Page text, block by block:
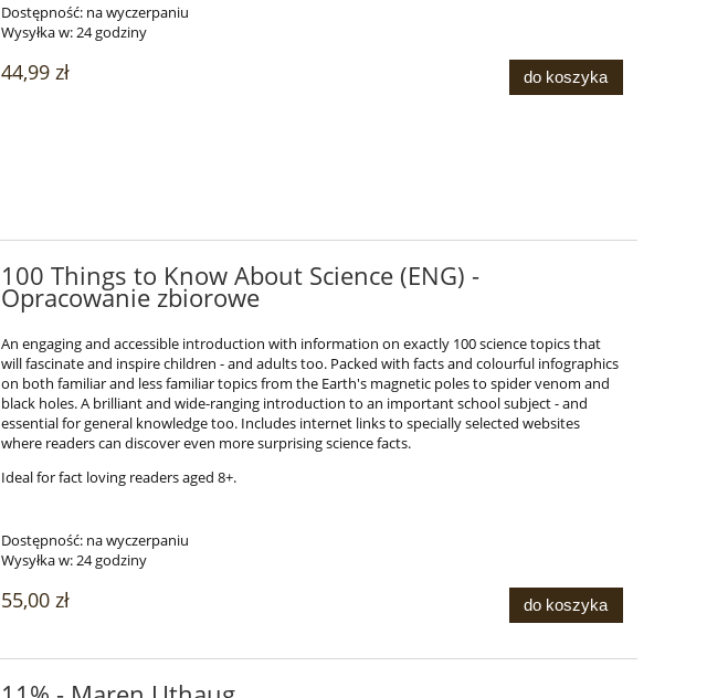
Dostępność: na wyczerpaniu
Wysyłka w:24 godziny
44,99 zł do koszyka
100 Things to Know About Science (ENG) -
Opracowanie zbiorowe
An engaging and accessible introduction with information on exactly 100 science topics that
will fascinate and inspire children - and adults too. Packed with facts and colourful infographics
on both familiar and less familiar topics from the Earth's magnetic poles to spider venom and
black holes. A brilliant and wide-ranging introduction to an important school subject - and
essential for general knowledge too. Includes internet links to specially selected websites
where readers can discover even more surprising science facts.
Ideal for fact loving readers aged 8+.
Dostępność: na wyczerpaniu
Wysyłka w:24 godziny
55,00 zł do koszyka